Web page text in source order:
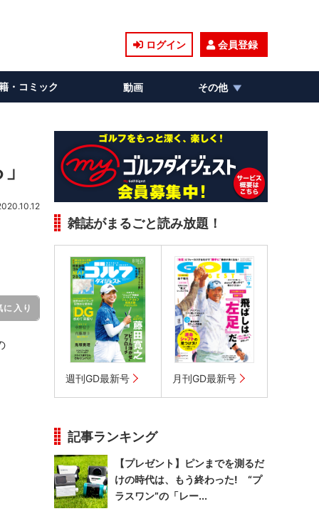
ログイン 会員登録
・コミック 動画 その他
に入り
雑誌がまるごと読み放題！
週刊GD最新号 月刊GD最新号
記事ランキング
【プレゼント】ピンまでを測るだ
けの時代は、もう終わった! “プ
ラスワン”の「レー...